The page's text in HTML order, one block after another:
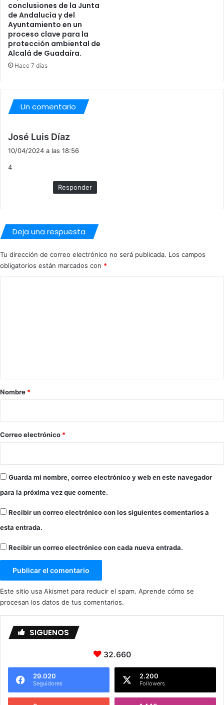
conclusiones de la Junta
de Andalucía y del
Ayuntamiento en un
proceso clave para la
protección ambiental de
Alcalá de Guadaíra.
Hace 7 días
Un comentario
José Luis Díaz
:
10/04/2024 a las 18:56
4
Responder
Deja una respuesta
Tu dirección de correo electrónico no será publicada. Los campos
obligatorios están marcados con *
r
*
Nombre *
Correo electrónico *
Guarda mi nombre, correo electrónico y web en este navegador
para la próxima vez que comente.
Recibir un correo electrónico con los siguientes comentarios a
esta entrada.
Recibir un correo electrónico con cada nueva entrada.
Este sitio usa Akismet para reducir el spam. Aprende cómo se
procesan los datos de tus comentarios.
SIGUENOS
32.660
29.020
Seguidores
2.200
Followers